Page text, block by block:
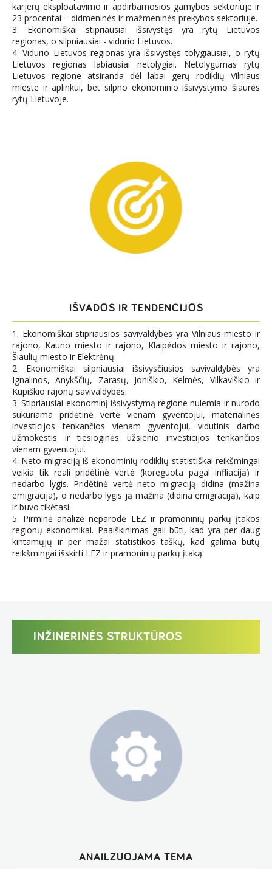
karjerų eksploatavimo ir apdirbamosios gamybos sektoriuje ir
23 procentai – didmeninės ir mažmeninės prekybos sektoriuje.
3. Ekonomiškai stipriausiai išsivystęs yra rytų Lietuvos
regionas, o silpniausiai - vidurio Lietuvos.
4. Vidurio Lietuvos regionas yra išsivystęs tolygiausiai, o rytų
Lietuvos regionas labiausiai netolygiai. Netolygumas rytų
Lietuvos regione atsiranda dėl labai gerų rodiklių Vilniaus
mieste ir aplinkui, bet silpno ekonominio išsivystymo šiaurės
rytų Lietuvoje.
IŠVADOS IR TENDENCIJOS
1. Ekonomiškai stipriausios savivaldybės yra Vilniaus miesto ir
rajono, Kauno miesto ir rajono, Klaipėdos miesto ir rajono,
Šiaulių miesto ir Elektrėnų.
2. Ekonomiškai silpniausiai išsivysčiusios savivaldybės yra
Ignalinos, Anykščių, Zarasų, Joniškio, Kelmės, Vilkaviškio ir
Kupiškio rajonų savivaldybės.
3. Stipriausiai ekonominį išsivystymą regione nulemia ir nurodo
sukuriama pridėtinė vertė vienam gyventojui, materialinės
investicijos tenkančios vienam gyventojui, vidutinis darbo
užmokestis ir tiesioginės užsienio investicijos tenkančios
vienam gyventojui.
4. Neto migraciją iš ekonominių rodiklių statistiškai reikšmingai
veikia tik reali pridėtinė vertė (koreguota pagal infliaciją) ir
nedarbo lygis. Pridėtinė vertė neto migraciją didina (mažina
emigracija), o nedarbo lygis ją mažina (didina emigraciją), kaip
ir buvo tikėtasi.
5. Pirminė analizė neparodė LEZ ir pramoninių parkų įtakos
regionų ekonomikai. Paaiškinimas gali būti, kad yra per daug
kintamųjų ir per mažai statistikos taškų, kad galima būtų
reikšmingai išskirti LEZ ir pramoninių parkų įtaką.
INŽINERINĖS STRUKTŪROS
ANAILZUOJAMA TEMA